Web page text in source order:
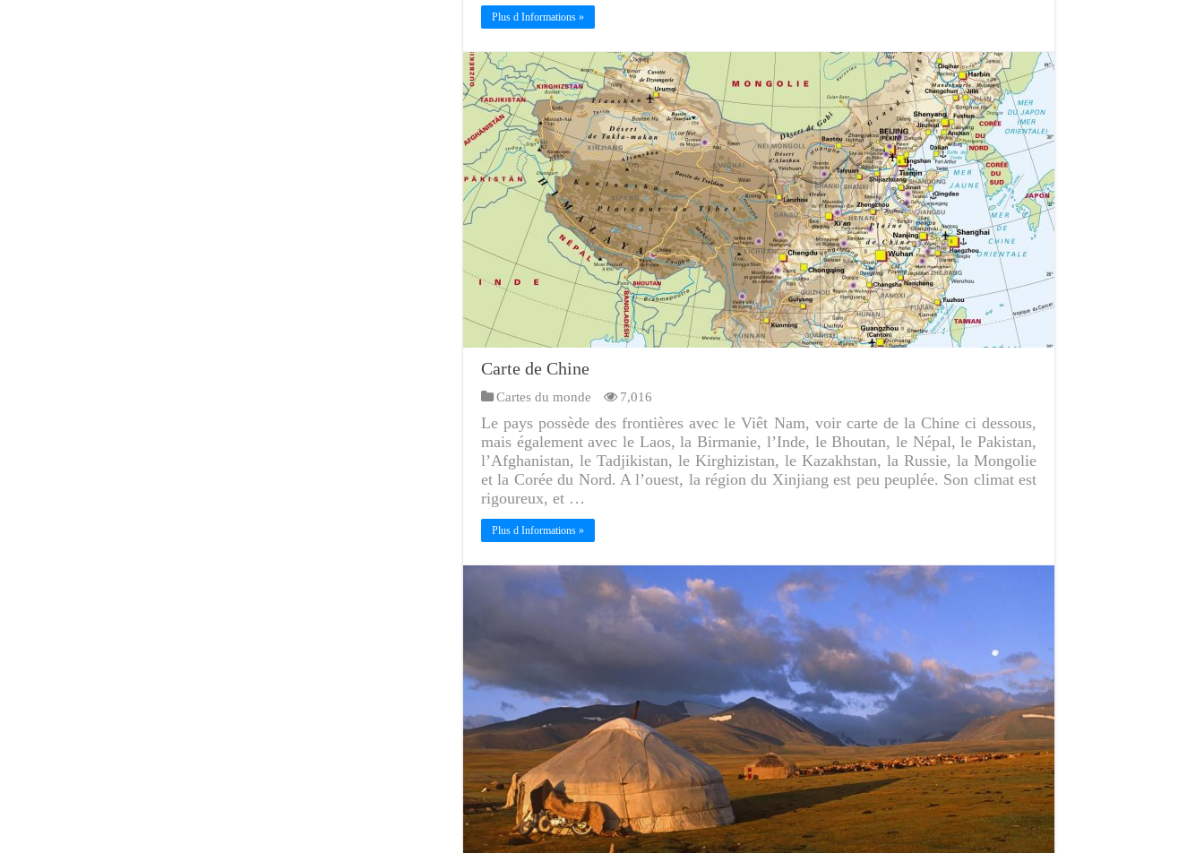
Plus d Informations »
Carte de Chine
Cartes du monde 7,016
Le pays possède des frontières avec le Viêt Nam, voir carte de la Chine ci dessous,
mais également avec le Laos, la Birmanie, l’Inde, le Bhoutan, le Népal, le Pakistan,
l’Afghanistan, le Tadjikistan, le Kirghizistan, le Kazakhstan, la Russie, la Mongolie
et la Corée du Nord. A l’ouest, la région du Xinjiang est peu peuplée. Son climat est
rigoureux, et …
Plus d Informations »